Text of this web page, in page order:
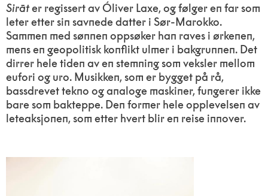
Sirāter regissert av Óliver Laxe, og følger en far som
leter etter sin savnede datter i Sør-Marokko.
Sammen med sønnen oppsøker han raves i ørkenen,
mens en geopolitisk konflikt ulmer i bakgrunnen. Det
dirrer hele tiden av en stemning som veksler mellom
eufori og uro. Musikken, som er bygget på rå,
bassdrevet tekno og analoge maskiner, fungerer ikke
bare som bakteppe. Den former hele opplevelsen av
leteaksjonen, som etter hvert blir en reise innover.